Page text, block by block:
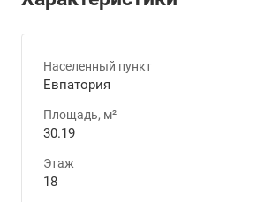
Населенный пункт
Евпатория
Площадь, м²
30.19
Этаж
18